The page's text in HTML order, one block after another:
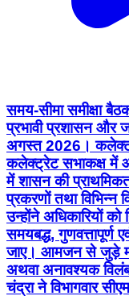
समय-सीमा समीक्षा
प्रभावी प्रशासन और
अगस्त 2026। कलेक्टर
कलेक्ट्रेट सभाकक्ष में
में शासन की
प्रकरणों तथा विभिन्न
उन्होंने अधिकारियों
समयबद्ध, गुणवत्तापूर्ण
जाए। आमजन से जुड़े
अथवा अनावश्यक विलंब
चंद्रा ने विभागवार